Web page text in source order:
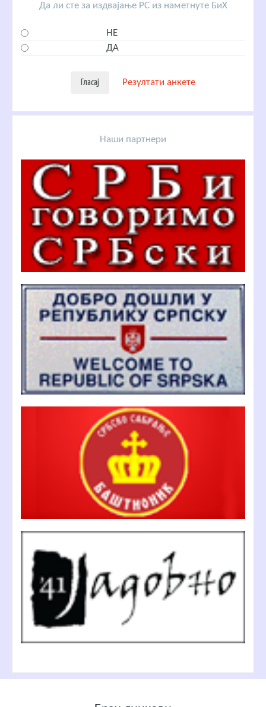
Да ли сте за издвајање РС из наметнуте БиХ
НЕ
ДА
Резултати анкете
Наши партнери